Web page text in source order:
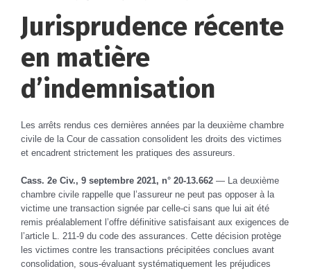
Jurisprudence récente
en matière
d’indemnisation
Les arrêts rendus ces dernières années par la deuxième chambre
civile de la Cour de cassation consolident les droits des victimes
et encadrent strictement les pratiques des assureurs.
Cass. 2e Civ., 9 septembre 2021, n° 20-13.662 — La deuxième
chambre civile rappelle que l’assureur ne peut pas opposer à la
victime une transaction signée par celle-ci sans que lui ait été
remis préalablement l’offre définitive satisfaisant aux exigences de
l’article L. 211-9 du code des assurances. Cette décision protège
les victimes contre les transactions précipitées conclues avant
consolidation, sous-évaluant systématiquement les préjudices